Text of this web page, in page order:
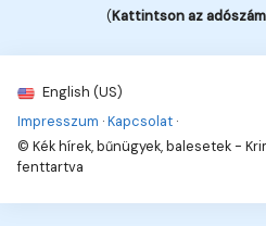
(Kattintson az
English (US)
Impresszum ·Kapcsolat ·
© Kék hírek, bűnügyek, balesetek -
fenttartva